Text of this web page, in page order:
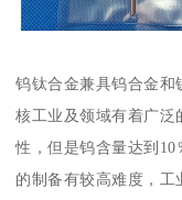
钨钛合金兼具钨合金和
核工业及领域有着广泛
性，但是钨含量达到
的制备有较高难度，